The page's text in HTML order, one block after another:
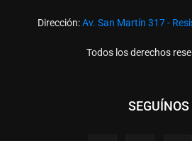
Dirección:Av. San Martín 317 -
Todos los derechos
SEGUÍNOS